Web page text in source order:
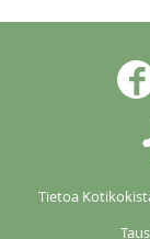
Tietoa